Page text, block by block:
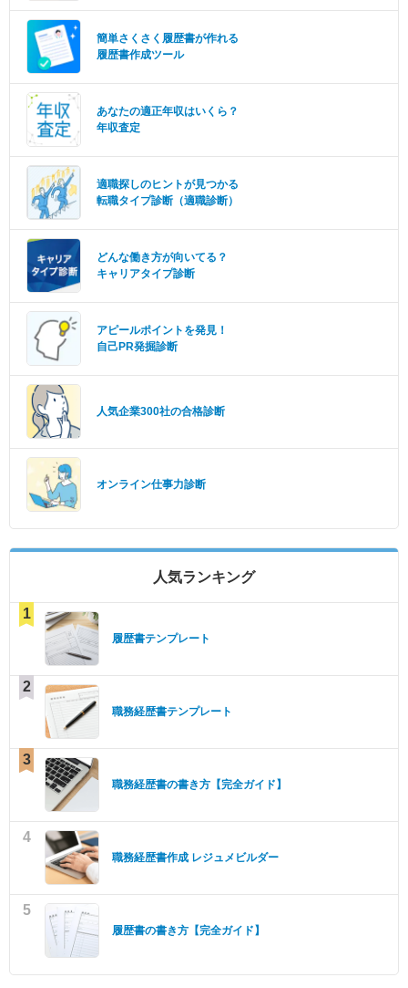
簡単さくさく履歴書が作れる
履歴書作成ツール
あなたの適正年収はいくら？
年収査定
適職探しのヒントが見つかる
転職タイプ診断（適職診断）
どんな働き方が向いてる？
キャリアタイプ診断
アピールポイントを発見！
自己PR発掘診断
人気企業300社の合格診断
オンライン仕事力診断
人気ランキング
1
履歴書テンプレート
2
職務経歴書テンプレート
3
職務経歴書の書き方【完全ガイド】
4
職務経歴書作成 レジュメビルダー
5
履歴書の書き方【完全ガイド】